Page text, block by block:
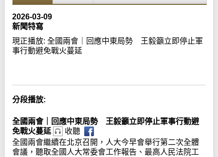
2026-03-09
新聞特寫
現正播放: 全國兩會｜回應中東局勢 王毅籲立即停止軍
事行動避免戰火蔓延
分段播放:
全國兩會｜回應中東局勢 王毅籲立即停止軍事行動避
免戰火蔓延
收聽
全國兩會繼續在北京召開，人大今早會舉行第二次全體
會議，聽取全國人大常委會工作報告、最高人民法院工